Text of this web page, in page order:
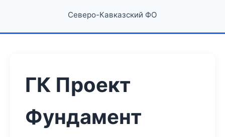
Северо-Кавказский ФО
ГК Проект
Фундамент